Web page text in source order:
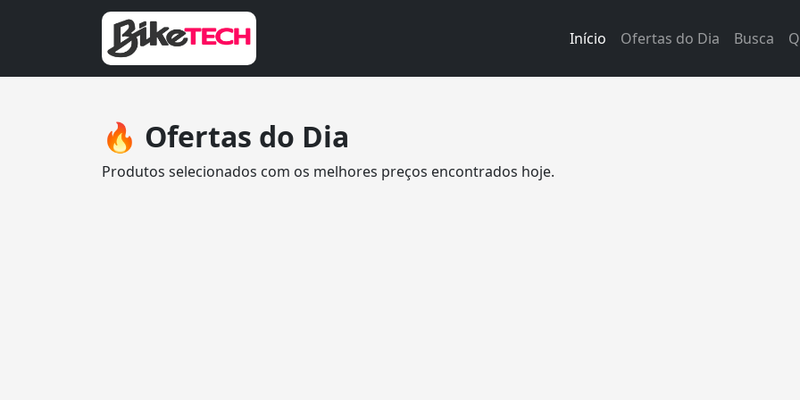
Início Ofertas do Dia Busca
🔥 Ofertas do Dia
Produtos selecionados com os melhores preços encontrados hoje.